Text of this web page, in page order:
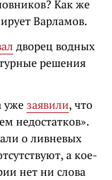
Как же
Варламов.
дворец водных
решения
уже заявили, что
недостатков».
о ливневых
а кое-
нет ни слова